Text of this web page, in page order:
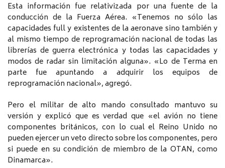
Esta información fue relativizada por una fuente de la
conducción de la Fuerza Aérea. «Tenemos no sólo las
capacidades full y existentes de la aeronave sino también y
al mismo tiempo de reprogramación nacional de todas las
librerías de guerra electrónica y todas las capacidades y
modos de radar sin limitación alguna». «Lo de Terma en
parte fue apuntando a adquirir los equipos de
reprogramación nacional», agregó.
Pero el militar de alto mando consultado mantuvo su
versión y explicó que es verdad que «el avión no tiene
componentes británicos, con lo cual el Reino Unido no
pueden ejercer un veto directo sobre los componentes, pero
si puede en su condición de miembro de la OTAN, como
Dinamarca».